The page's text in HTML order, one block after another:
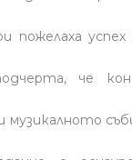
пожелаха
че
музикалното